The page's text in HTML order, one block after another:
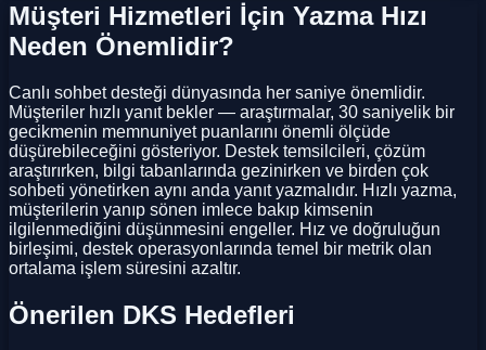
Müşteri Hizmetleri İçin Yazma Hızı
Neden Önemlidir?
Canlı sohbet desteği dünyasında her saniye önemlidir.
Müşteriler hızlı yanıt bekler — araştırmalar, 30 saniyelik bir
gecikmenin memnuniyet puanlarını önemli ölçüde
düşürebileceğini gösteriyor. Destek temsilcileri, çözüm
araştırırken, bilgi tabanlarında gezinirken ve birden çok
sohbeti yönetirken aynı anda yanıt yazmalıdır. Hızlı yazma,
müşterilerin yanıp sönen imlece bakıp kimsenin
ilgilenmediğini düşünmesini engeller. Hız ve doğruluğun
birleşimi, destek operasyonlarında temel bir metrik olan
ortalama işlem süresini azaltır.
Önerilen DKS Hedefleri